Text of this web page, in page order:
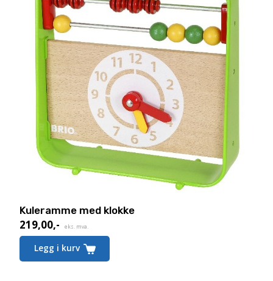
Kuleramme med klokke
219,00,- eks. mva.
Legg i kurv